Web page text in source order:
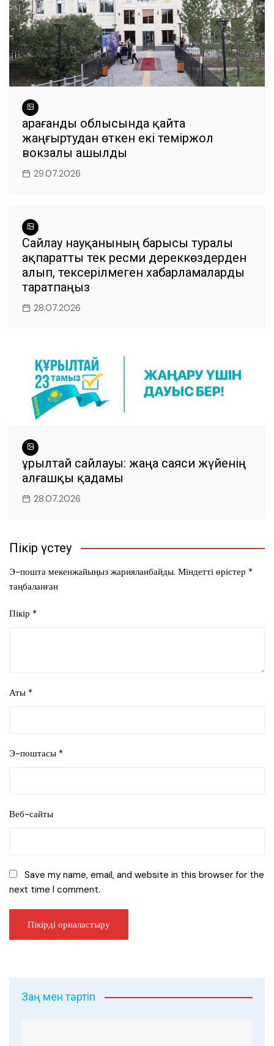
Қарағанды облысында қайта
жаңғыртудан өткен екі теміржол
вокзалы ашылды
29.07.2026
Сайлау науқанының барысы туралы
ақпаратты тек ресми дереккөздерден
алып, тексерілмеген хабарламаларды
таратпаңыз
28.07.2026
Құрылтай сайлауы: жаңа саяси жүйенің
алғашқы қадамы
28.07.2026
Пікір үстеу
Э-пошта мекенжайыңыз жарияланбайды. Міндетті өрістер *
таңбаланған
Пікір *
Аты *
Э-поштасы *
Веб-сайты
Save my name, email, and website in this browser for the
next time I comment.
Заң мен тәртіп